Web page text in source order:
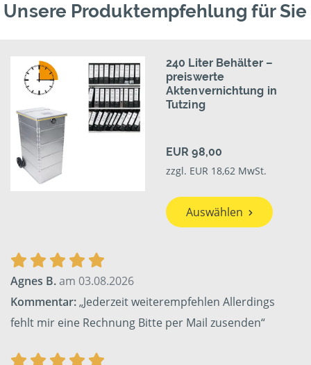
Unsere Produktempfehlung für Sie
240 Liter Behälter –
preiswerte
Aktenvernichtung in
Tutzing
EUR 98,00
zzgl. EUR 18,62 MwSt.
Auswählen
Agnes B.am 03.08.2026
Kommentar:„Jederzeit weiterempfehlen Allerdings
fehlt mir eine Rechnung Bitte per Mail zusenden“